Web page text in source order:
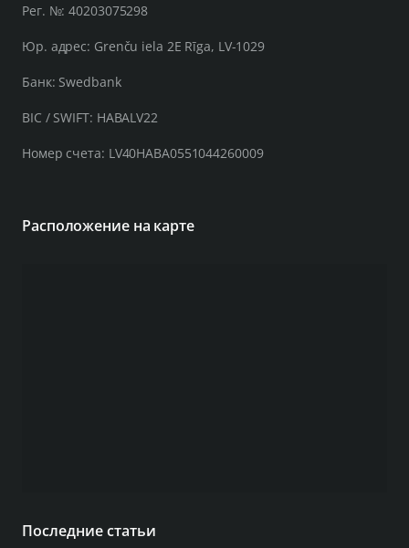
Рег. №: 40203075298
Юр. адрес: Grenču iela 2E Rīga, LV-1029
Банк: Swedbank
BIC / SWIFT: HABALV22
Номер счета: LV40HABA0551044260009
Расположение на карте
Последние статьи